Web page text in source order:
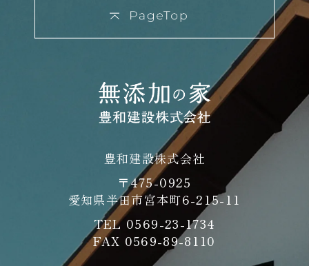
豊和建設株式会社
〒475-0925
愛知県半田市宮本町6-215-11
TEL0569-23-1734
FAX 0569-89-8110